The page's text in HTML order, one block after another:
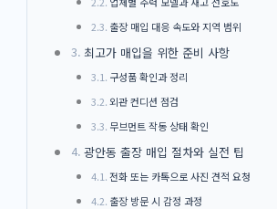
출장 매입 대응 속도와 지역 범위
최고가 매입을 위한 준비 사항
구성품 확인과 정리
외관 컨디션 점검
무브먼트 작동 상태 확인
광안동 출장 매입 절차와 실전 팁
전화 또는 카톡으로 사진 견적 요청
출장 방문 시 감정 과정